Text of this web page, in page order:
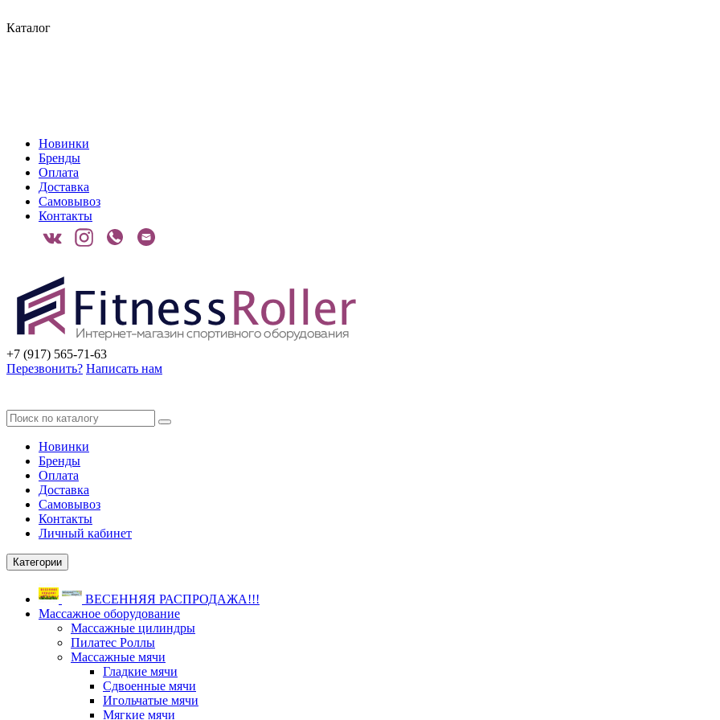
Каталог
Новинки
Бренды
Оплата
Доставка
Самовывоз
Контакты
+7 (917) 565-71-63
Перезвонить? Написать нам
Новинки
Бренды
Оплата
Доставка
Самовывоз
Контакты
Личный кабинет
Категории
ВЕСЕННЯЯ РАСПРОДАЖА!!!
Массажное оборудование
Массажные цилиндры
Пилатес Роллы
Массажные мячи
Гладкие мячи
Сдвоенные мячи
Игольчатые мячи
Мягкие мячи